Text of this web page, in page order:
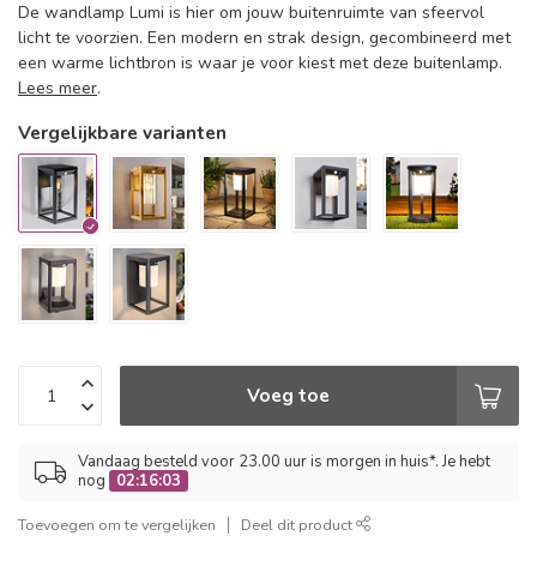
De wandlamp Lumi is hier om jouw buitenruimte van sfeervol
licht te voorzien. Een modern en strak design, gecombineerd met
een warme lichtbron is waar je voor kiest met deze buitenlamp.
Lees meer.
Vergelijkbare varianten
Voeg toe
Vandaag besteld voor 23.00 uur is morgen in huis*. Je hebt
nog
02:16:02
Toevoegen om te vergelijken Deel dit product